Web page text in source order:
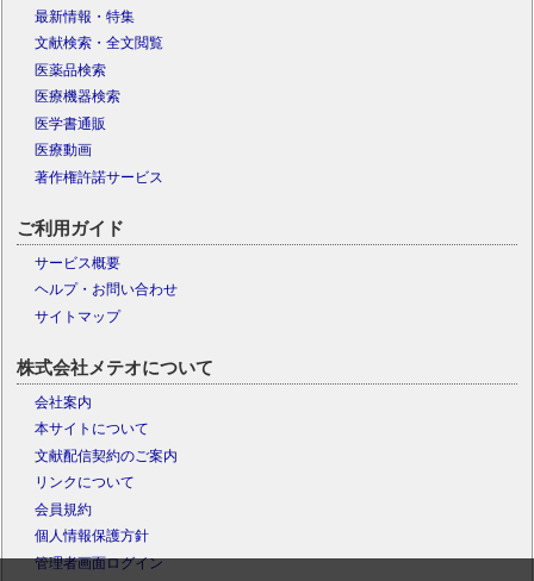
最新情報・特集
文献検索・全文閲覧
医薬品検索
医療機器検索
医学書通販
医療動画
著作権許諾サービス
ご利用ガイド
サービス概要
ヘルプ・お問い合わせ
サイトマップ
株式会社メテオについて
会社案内
本サイトについて
文献配信契約のご案内
リンクについて
会員規約
個人情報保護方針
管理者画面ログイン